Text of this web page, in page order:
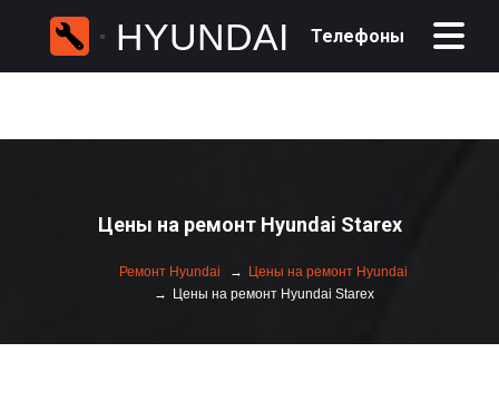
HYUNDAI Телефоны
Цены на ремонт Hyundai Starex
Ремонт Hyundai
Цены на ремонт Hyundai
Цены на ремонт Hyundai Starex